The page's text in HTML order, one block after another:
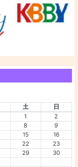
土
日
1
2
8
9
15
16
22
23
29
30